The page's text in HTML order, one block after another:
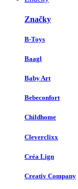
Značky
B-Toys
Baagl
Baby Art
Bebeconfort
Childhome
Cleverclixx
Créa Lign
Creativ Company